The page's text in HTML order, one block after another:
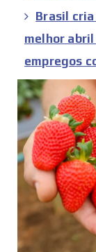
Brasil
melhor
empregos